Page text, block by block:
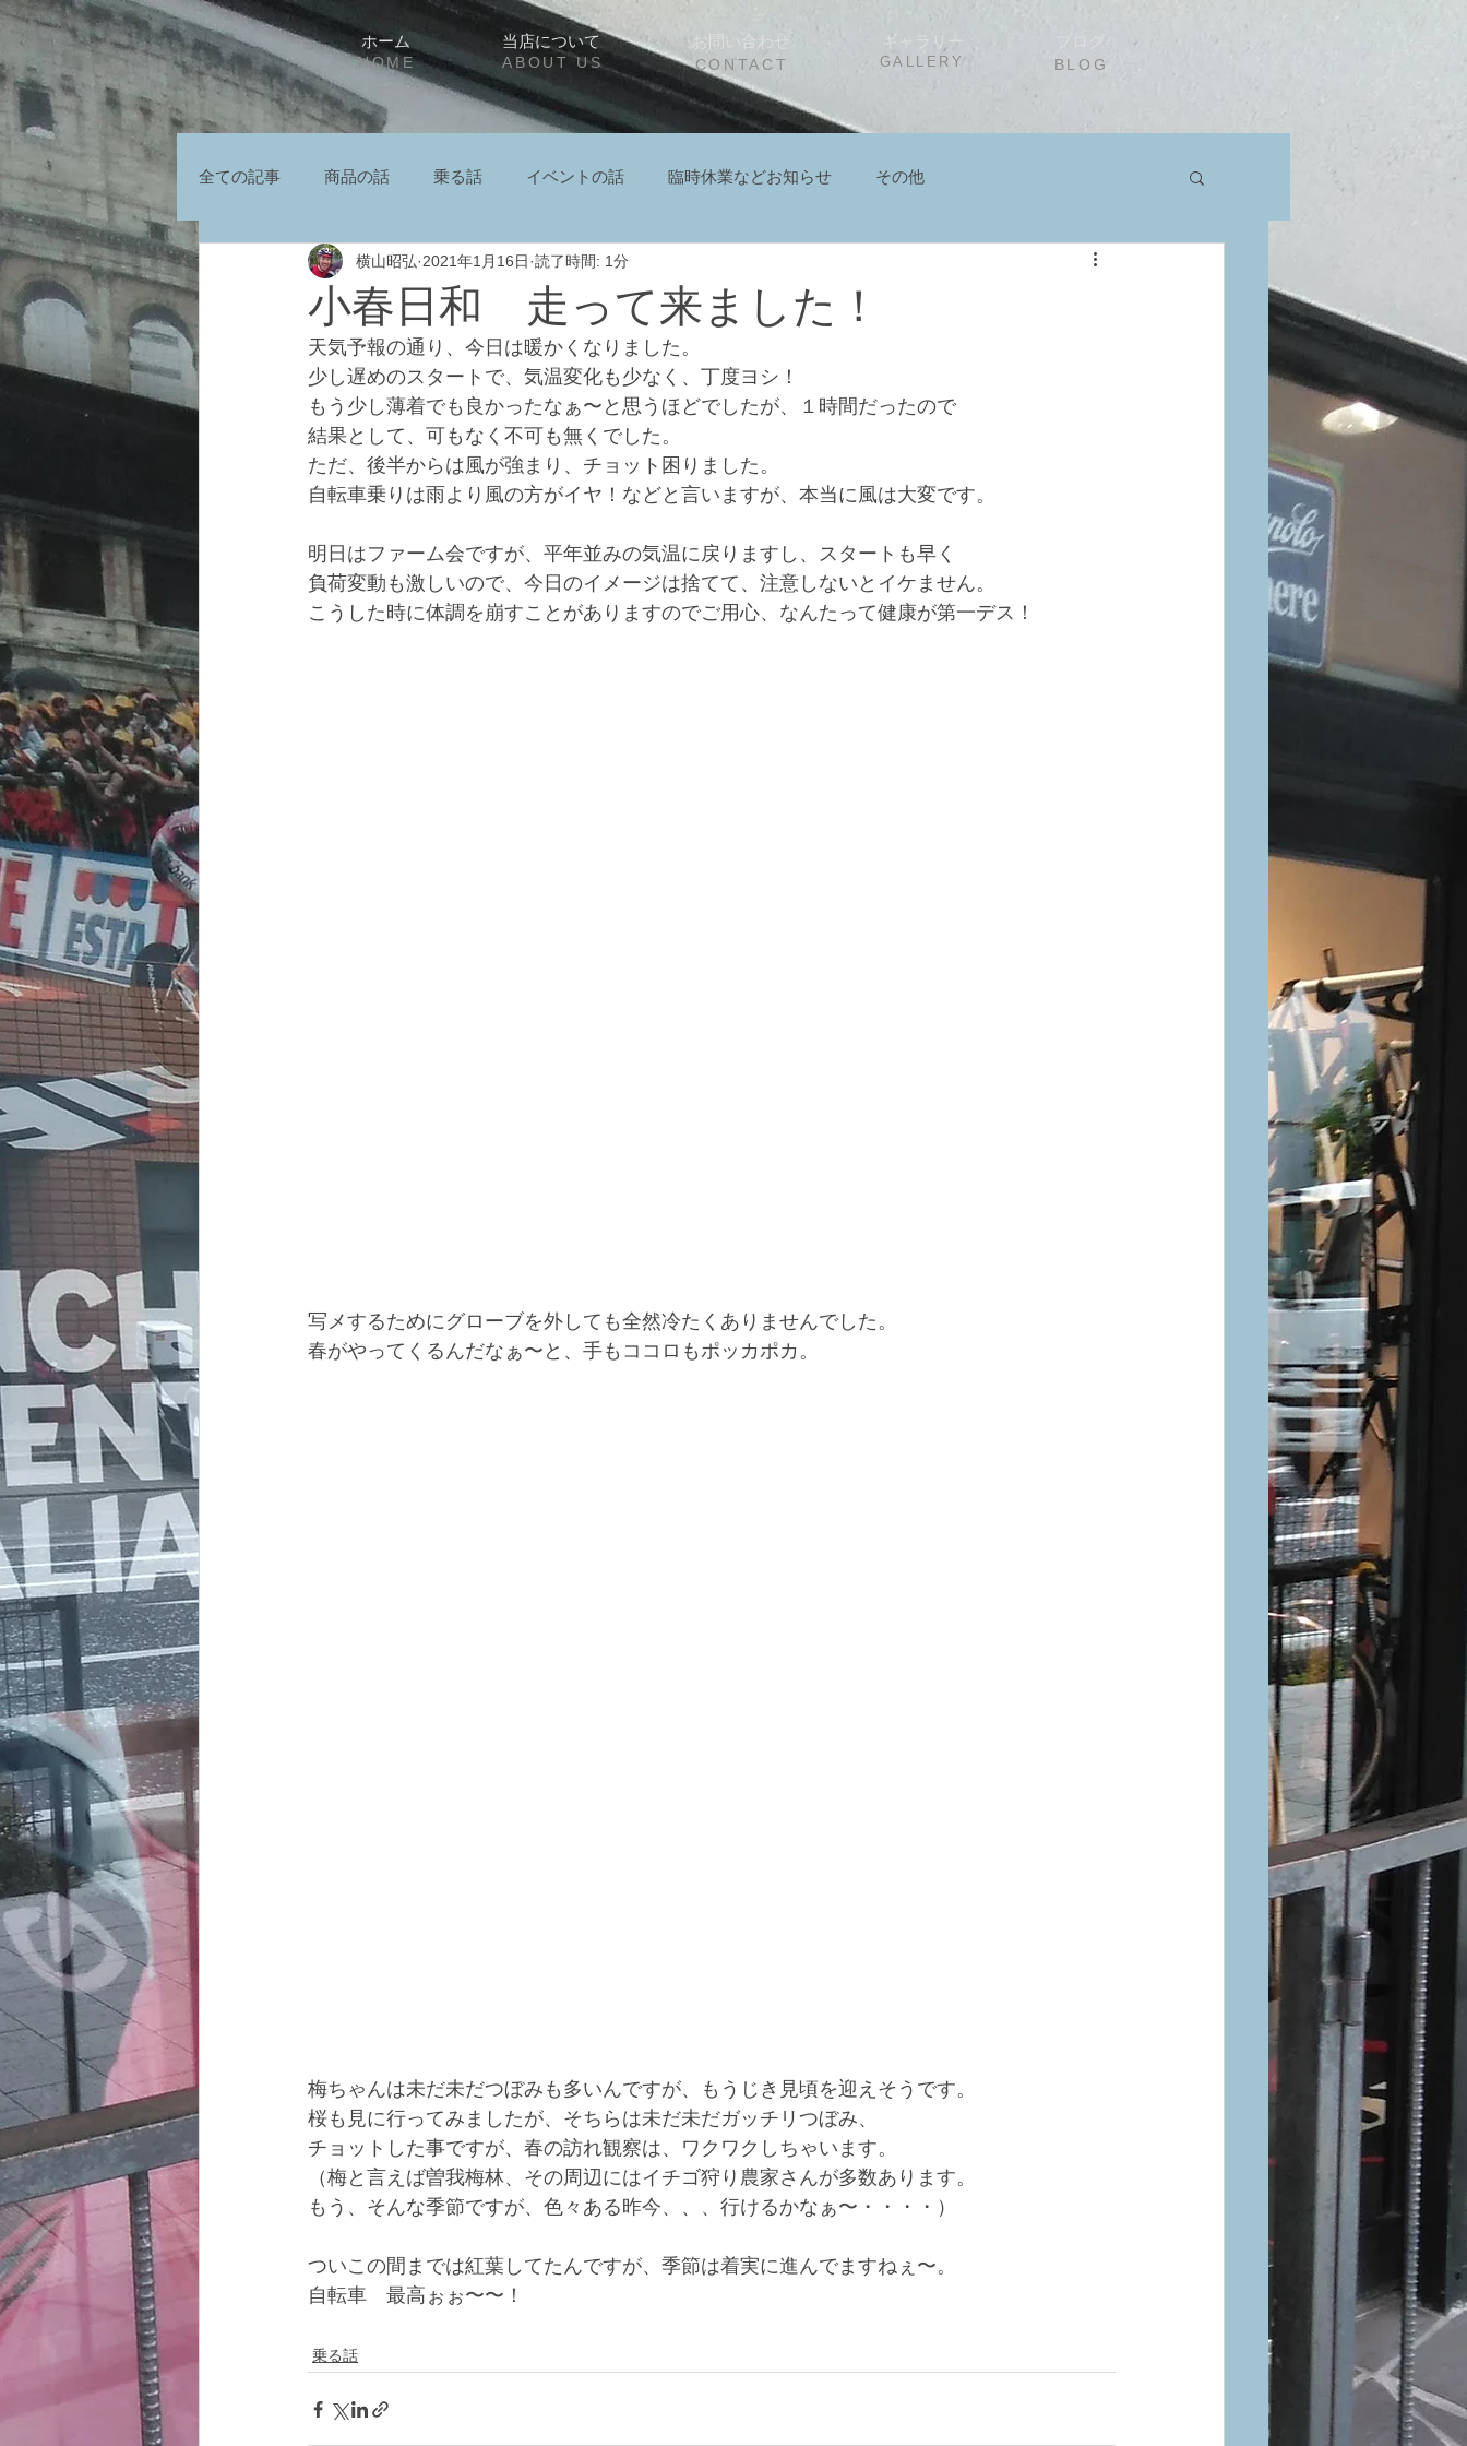
ホーム 当店について お問い合わせ ギャラリー ブログ
HOME ABOUT US GALLERY
CONTACT BLOG
全ての記事 商品の話 乗る話 イベントの話 臨時休業などお知らせ その他
小春日和 走って来ました！
横山昭弘 2021年1月16日 読了時間: 1分
天気予報の通り、今日は暖かくなりました。
少し遅めのスタートで、気温変化も少なく、丁度ヨシ！
もう少し薄着でも良かったなぁ〜と思うほどでしたが、１時間だったので
結果として、可もなく不可も無くでした。
ただ、後半からは風が強まり、チョット困りました。
自転車乗りは雨より風の方がイヤ！などと言いますが、本当に風は大変です。
明日はファーム会ですが、平年並みの気温に戻りますし、スタートも早く
負荷変動も激しいので、今日のイメージは捨てて、注意しないとイケません。
こうした時に体調を崩すことがありますのでご用心、なんたって健康が第一デス！
写メするためにグローブを外しても全然冷たくありませんでした。
春がやってくるんだなぁ〜と、手もココロもポッカポカ。
梅ちゃんは未だ未だつぼみも多いんですが、もうじき見頃を迎えそうです。
桜も見に行ってみましたが、そちらは未だ未だガッチリつぼみ、
チョットした事ですが、春の訪れ観察は、ワクワクしちゃいます。
（梅と言えば曽我梅林、その周辺にはイチゴ狩り農家さんが多数あります。
もう、そんな季節ですが、色々ある昨今、、、行けるかなぁ〜・・・・）
ついこの間までは紅葉してたんですが、季節は着実に進んでますねぇ〜。
自転車　最高ぉぉ〜〜！
乗る話